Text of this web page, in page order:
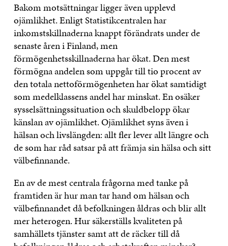
Bakom motsättningar ligger även upplevd
ojämlikhet. Enligt Statistikcentralen har
inkomstskillnaderna knappt förändrats under de
senaste åren i Finland, men
förmögenhetsskillnaderna har ökat. Den mest
förmögna andelen som uppgår till tio procent av
den totala nettoförmögenheten har ökat samtidigt
som medelklassens andel har minskat. En osäker
sysselsättningssituation och skuldbelopp ökar
känslan av ojämlikhet. Ojämlikhet syns även i
hälsan och livslängden: allt fler lever allt längre och
de som har råd satsar på att främja sin hälsa och sitt
välbefinnande.
En av de mest centrala frågorna med tanke på
framtiden är hur man tar hand om hälsan och
välbefinnandet då befolkningen åldras och blir allt
mer heterogen. Hur säkerställs kvaliteten på
samhällets tjänster samt att de räcker till då